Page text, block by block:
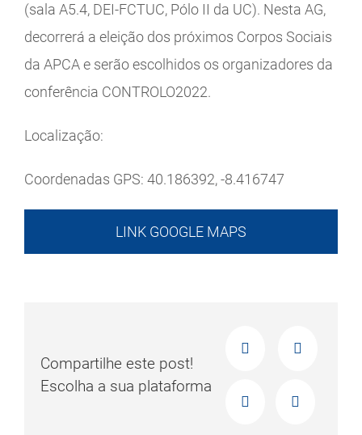
(sala A5.4, DEI-FCTUC, Pólo II da UC). Nesta AG,
decorrerá a eleição dos próximos Corpos Sociais
da APCA e serão escolhidos os organizadores da
conferência CONTROLO2022.
Localização:
Coordenadas GPS: 40.186392, -8.416747
LINK GOOGLE MAPS
Compartilhe este post!
Escolha a sua plataforma